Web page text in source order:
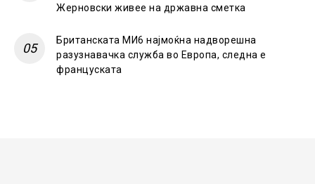
Жерновски живее на државна сметка
Британската МИ6 најмоќна надворешна
разузнавачка служба во Европа, следна е
француската